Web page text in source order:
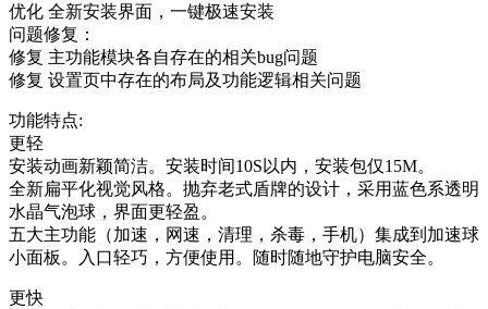
优化 全新安装界面，一键极速安装
问题修复：
修复 主功能模块各自存在的相关bug问题
修复 设置页中存在的布局及功能逻辑相关问题
功能特点:
更轻
安装动画新颖简洁。安装时间10S以内，安装包仅15M。
全新扁平化视觉风格。抛弃老式盾牌的设计，采用蓝色系透明
水晶气泡球，界面更轻盈。
五大主功能（加速，网速，清理，杀毒，手机）集成到加速球
小面板。入口轻巧，方便使用。随时随地守护电脑安全。
更快